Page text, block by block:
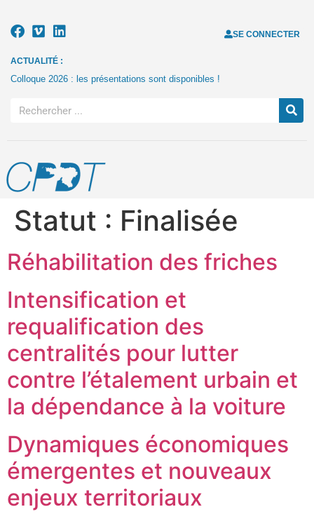
SE CONNECTER
ACTUALITÉ :
Colloque 2026 : les présentations sont disponibles !
Statut : Finalisée
Réhabilitation des friches
Intensification et
requalification des
centralités pour lutter
contre l’étalement urbain et
la dépendance à la voiture
Dynamiques économiques
émergentes et nouveaux
enjeux territoriaux